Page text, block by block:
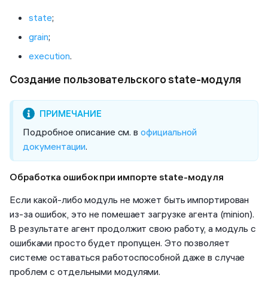
state;
grain;
execution.
Cоздание пользовательского state-модуля
Подробное описание см. в официальной
документации.
Обработка ошибок при импорте state-модуля
Если какой-либо модуль не может быть импортирован
из-за ошибок, это не помешает загрузке агента (minion).
В результате агент продолжит свою работу, а модуль с
ошибками просто будет пропущен. Это позволяет
системе оставаться работоспособной даже в случае
проблем с отдельными модулями.